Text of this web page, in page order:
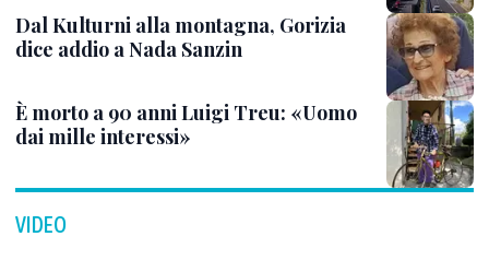
Dal Kulturni alla montagna, Gorizia
dice addio a Nada Sanzin
È morto a 90 anni Luigi Treu: «Uomo
dai mille interessi»
VIDEO